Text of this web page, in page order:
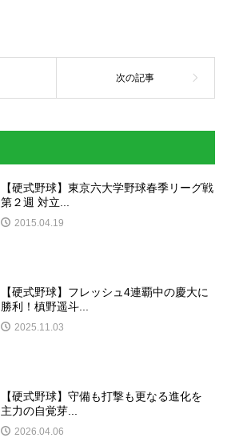
【硬式野球】東京六大学野球春季リーグ戦
第２週 対立...
2015.04.19
【硬式野球】フレッシュ4連覇中の慶大に
勝利！槙野遥斗...
2025.11.03
【硬式野球】守備も打撃も更なる進化を
主力の自覚芽...
2026.04.06